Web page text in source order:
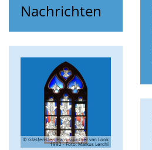
Nachrichten
© Glasfenster: Hans-Günther van Look
1992 - Foto: Markus Lerchl